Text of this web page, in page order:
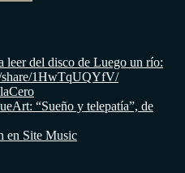
leer del disco de Luego un río:
share/1HwTqUQYfV/
“Sueño y telepatía”, de
en Site Music